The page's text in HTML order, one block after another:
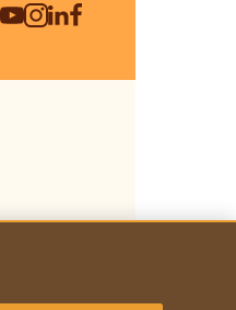
Youtube Channel
Instagram
LinkedIn
Facebook